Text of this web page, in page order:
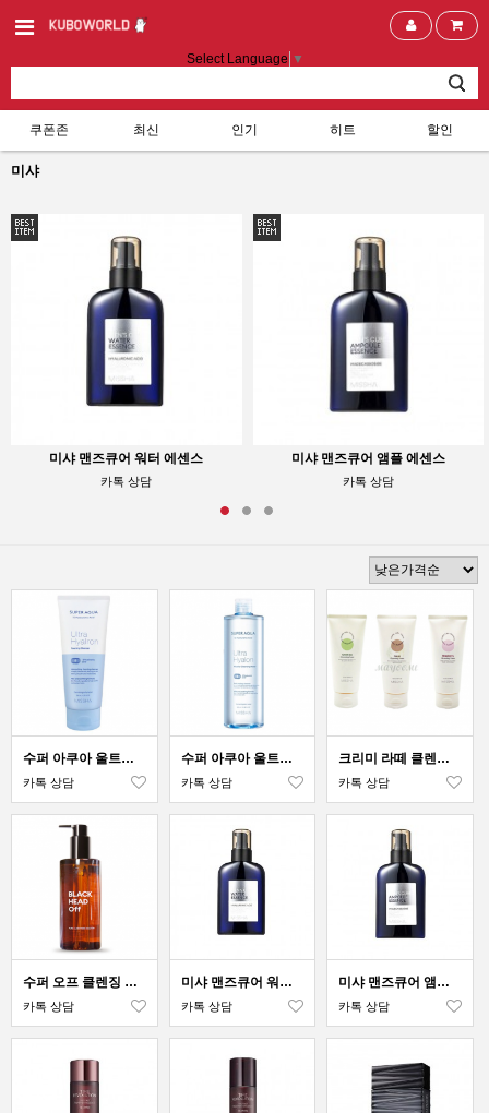
Select Language ▼
쿠폰존 최신 인기 히트 할인
미샤
미샤 맨즈큐어 워터 에센스
카톡 상담
미샤 맨즈큐어 앰플 에센스
카톡 상담
수퍼 아쿠아 울트라 히알론 포밍 클렌저 200ml
카톡 상담
수퍼 아쿠아 울트라 히알론 미셀라 클렌징 워터 500ml
카톡 상담
크리미 라떼 클렌징 폼 172ml
카톡 상담
수퍼 오프 클렌징 오일 [블랙헤드 오프] 305ml
카톡 상담
미샤 맨즈큐어 워터 에센스
카톡 상담
미샤 맨즈큐어 앰플 에센스
카톡 상담